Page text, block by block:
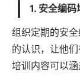
1. 安全编码
组织定期的安
的认识，让他
培训内容可以